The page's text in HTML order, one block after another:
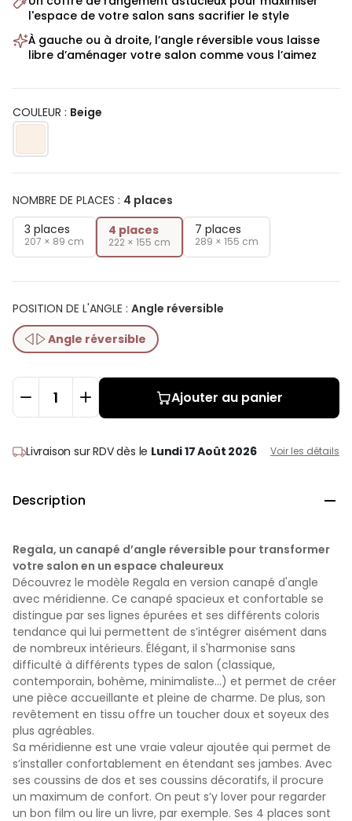
l'espace de votre salon sans sacrifier le style
À gauche ou à droite, l’angle réversible vous laisse
libre d’aménager votre salon comme vous l’aimez
COULEUR : Beige
NOMBRE DE PLACES : 4 places
3 places
207 × 89 cm
4 places
222 × 155 cm
7 places
289 × 155 cm
POSITION DE L'ANGLE : Angle réversible
Angle réversible
Ajouter au panier
Livraison sur RDVdès le Lundi 17 Août 2026 Voir les détails
Description 
Regala, un canapé d’angle réversible pour transformer
votre salon en un espace chaleureux
Découvrez le modèle Regala en version canapé d'angle
avec méridienne. Ce canapé spacieux et confortable se
distingue par ses lignes épurées et ses différents coloris
tendance qui lui permettent de s’intégrer aisément dans
de nombreux intérieurs. Élégant, il s'harmonise sans
difficulté à différents types de salon (classique,
contemporain, bohème, minimaliste...) et permet de créer
une pièce accueillante et pleine de charme. De plus, son
revêtement en tissu offre un toucher doux et soyeux des
plus agréables.
Sa méridienne est une vraie valeur ajoutée qui permet de
s’installer confortablement en étendant ses jambes. Avec
ses coussins de dos et ses coussins décoratifs, il procure
un maximum de confort. On peut s’y lover pour regarder
un bon film ou lire un livre, par exemple. Ses 4 places sont